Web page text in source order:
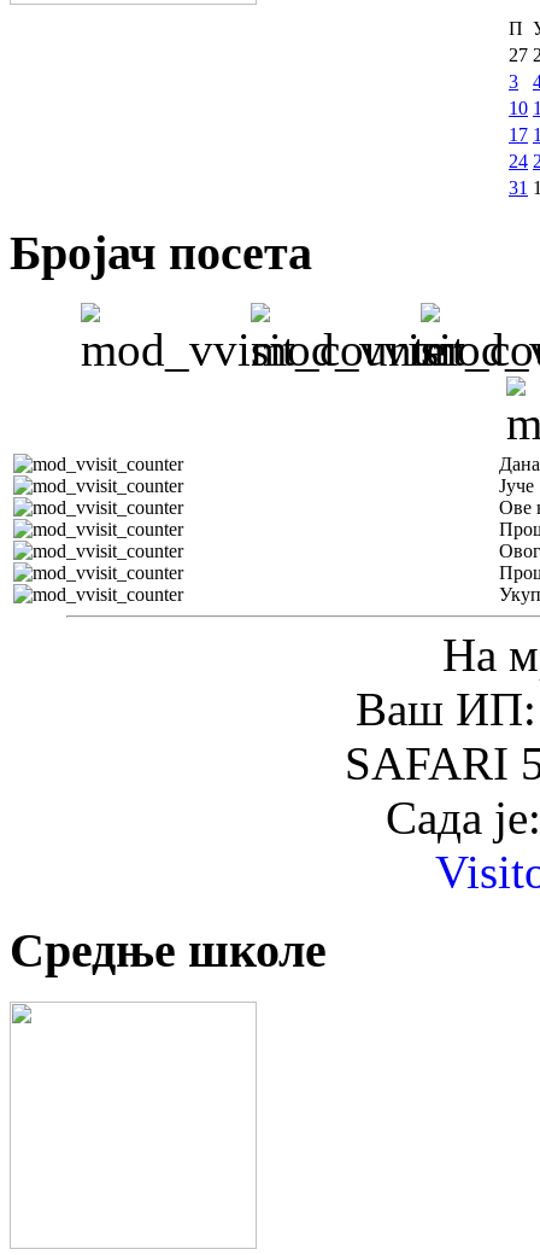
П
27
3
10
17
24
31
Бројач посета
Јуче
Ове
На
Ваш ИП:
SAFARI
Сада
Средње школе